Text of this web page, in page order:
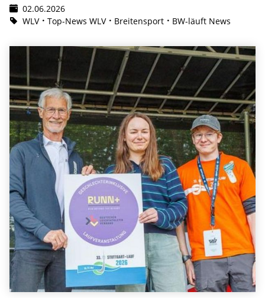
02.06.2026
WLV
Top-News WLV Breitensport BW-läuft News